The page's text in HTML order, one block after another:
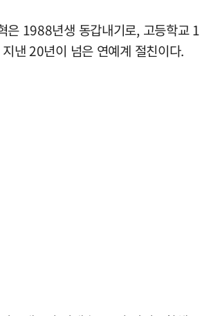
은 1988년생 동갑내기로, 고등학교 1
낸 20년이 넘은 연예계 절친이다.